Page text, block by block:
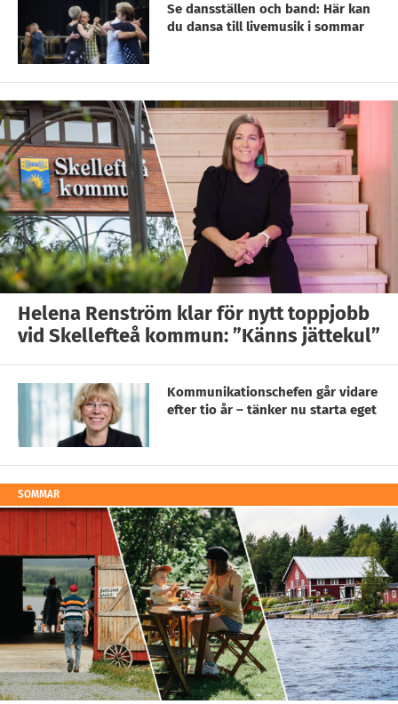
Se dansställen och band: Här kan
du dansa till livemusik i sommar
Helena Renström klar för nytt toppjobb
vid Skellefteå kommun: ”Känns jättekul”
Kommunikationschefen går vidare
efter tio år – tänker nu starta eget
SOMMAR